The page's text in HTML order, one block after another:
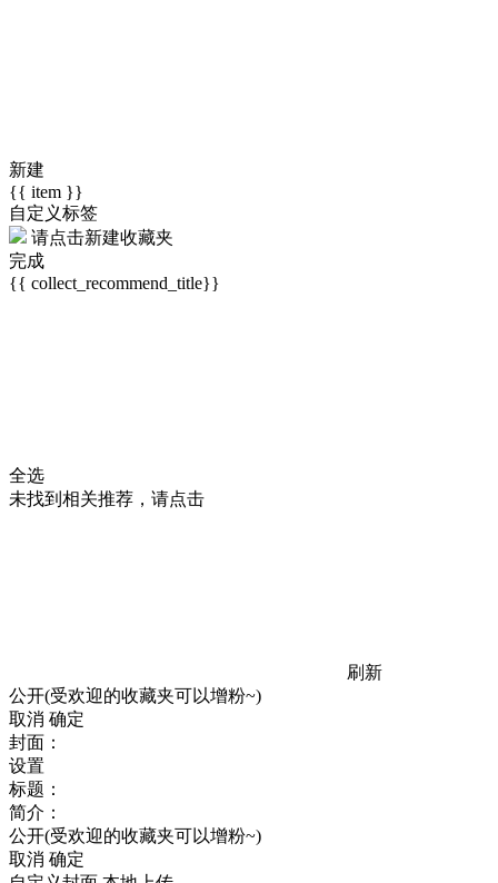
新建
{{ item }}
自定义标签
请点击新建收藏夹
完成
{{ collect_recommend_title}}
全选
未找到相关推荐，请点击
刷新
公开(受欢迎的收藏夹可以增粉~)
取消 确定
封面：
设置
标题：
简介：
公开(受欢迎的收藏夹可以增粉~)
取消 确定